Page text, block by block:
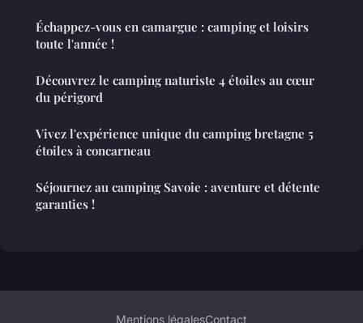
Échappez-vous en camargue : camping et loisirs
toute l'année !
Découvrez le camping naturiste 4 étoiles au cœur
du périgord
Vivez l'expérience unique du camping bretagne 5
étoiles à concarneau
Séjournez au camping Savoie : aventure et détente
garanties !
Mentions légalesContact